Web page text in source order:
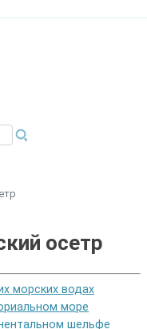
осетр
морских водах
море
шельфе